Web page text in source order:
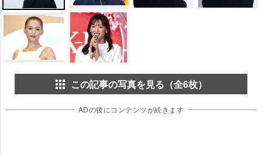
この記事の写真を見る（全6枚）
ADの後にコンテンツが続きます